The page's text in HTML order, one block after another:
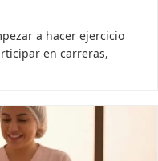
a hacer ejercicio
en carreras,